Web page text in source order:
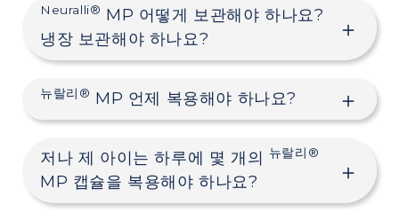
Neuralli® MP 어떻게 보관해야 하나요?
냉장 보관해야 하나요?
뉴랄리® MP 언제 복용해야 하나요?
저나 제 아이는 하루에 몇 개의 뉴랄리®
MP 캡슐을 복용해야 하나요?